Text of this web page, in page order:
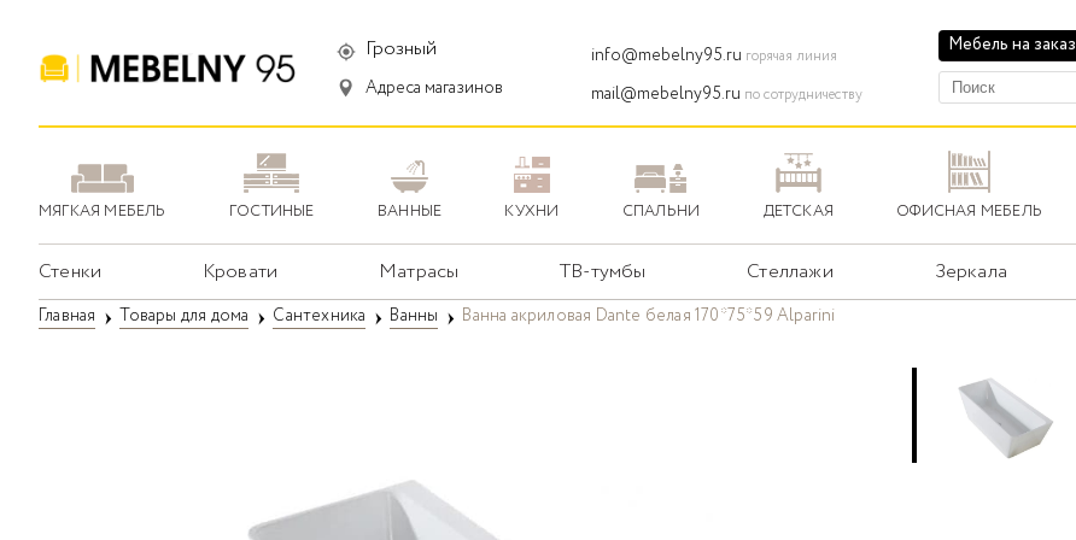
Грозный
Адреса магазинов
info@mebelny95.ru горячая линия
mail@mebelny95.ru по сотрудничеству
Мебель на заказ
МЯГКАЯ МЕБЕЛЬ ГОСТИНЫЕ ВАННЫЕ КУХНИ СПАЛЬНИ ДЕТСКАЯ ОФИСНАЯ МЕБЕЛЬ
Стенки Кровати Матрасы ТВ-тумбы Стеллажи Зеркала
Главная Товары для дома Сантехника Ванны Ванна акриловая Dante белая 170*75*59 Alparini